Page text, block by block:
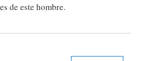
de este hombre.